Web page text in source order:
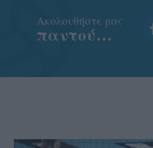
Aκολουθήστε μας
παντού…